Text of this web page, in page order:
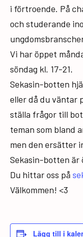
i förtroende. På
och studerande
Vi har öppet
söndag kl. 17-21.
Sekasin-botten
eller då du väntar
ställa frågor till
teman som bland
men den ersätter
Sekasin-botten är
Du hittar oss på
Välkommen! <3
Lägg till i